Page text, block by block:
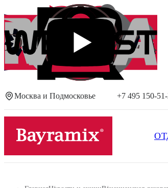
Москва и Подмосковье +7 495 150-